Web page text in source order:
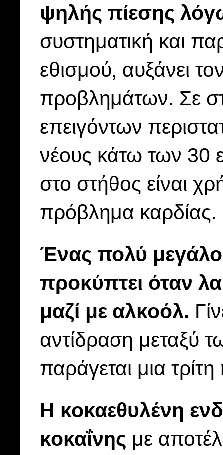
ψηλής πίεσης
συστηματική και
εθισμού, αυξάνει
προβλημάτων. Σε
επειγόντων
νέους κάτω των 30
στο στήθος είναι
πρόβλημα καρδίας.
Ένας πολύ
προκύπτει όταν
μαζί με αλκοόλ.
αντίδραση μεταξύ
παράγεται μια
Η κοκαεθυλένη
κοκαΐνης με